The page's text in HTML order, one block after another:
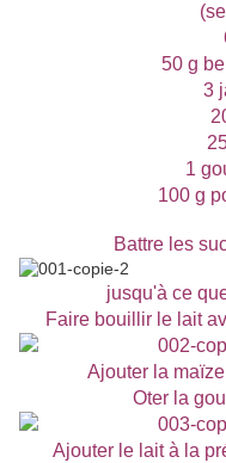
50 g
3
1
100 g
Battre les
jusqu'à ce
Faire bouillir le lait
Ajouter la
Oter la
Ajouter le lait à la